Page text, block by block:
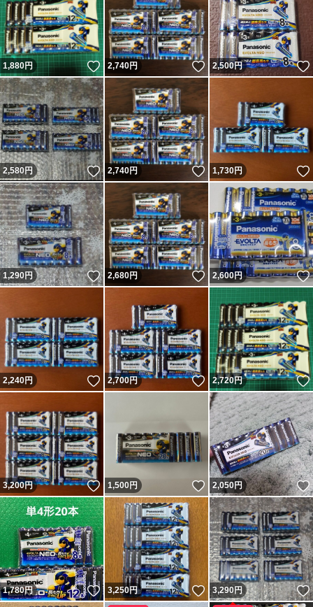
1,880円 いいね！
2,740円 いいね！
2,500円
2,580円 いいね！
2,740円 いいね！
1,730円
1,290円 いいね！
2,680円 いいね！
2,600円
2,240円 いいね！
2,700円 いいね！
2,720円
3,200円 いいね！
1,500円 いいね！
2,050円
1,780円 いいね！
3,250円 いいね！
3,290円